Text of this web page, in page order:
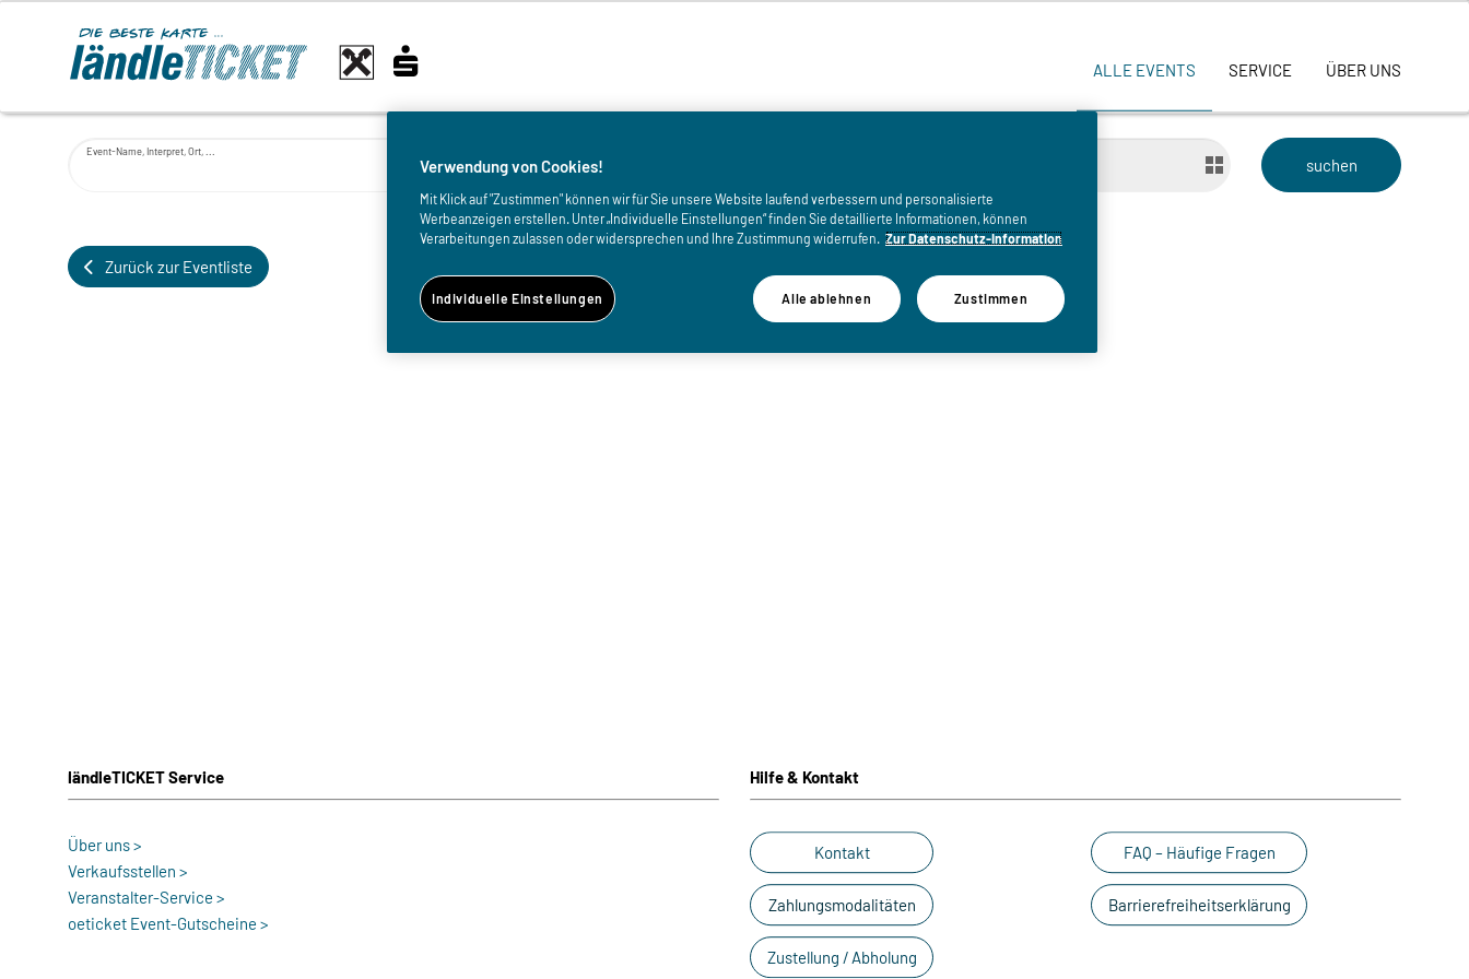
ALLE EVENTS SERVICE ÜBER UNS
Event-Name, Interpret, Ort, ...
Zurück zur Eventliste
ländleTICKET Service
Über uns >
Verkaufsstellen >
Veranstalter-Service >
oeticket Event-Gutscheine >
Hilfe & Kontakt
Kontakt
Zahlungsmodalitäten
Zustellung / Abholung
FAQ – Häufige Fragen
Barrierefreiheitserklärung
Verwendung von Cookies!
Mit Klick auf "Zustimmen" können wir für Sie unsere Website laufend verbessern und personalisierte
Werbeanzeigen erstellen. Unter „Individuelle Einstellungen“ finden Sie detaillierte Informationen, können
Verarbeitungen zulassen oder widersprechen und Ihre Zustimmung widerrufen. Zur Datenschutz-Information
Alle ablehnen Zustimmen
Individuelle Einstellungen